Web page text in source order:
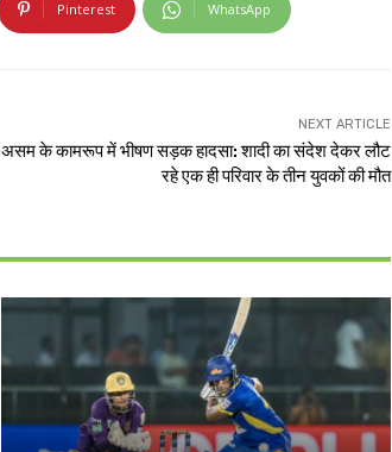
Pinterest WhatsApp
NEXT ARTICLE
असम के कामरूप में भीषण सड़क हादसा: शादी का संदेश देकर लौट
रहे एक ही परिवार के तीन युवकों की मौत